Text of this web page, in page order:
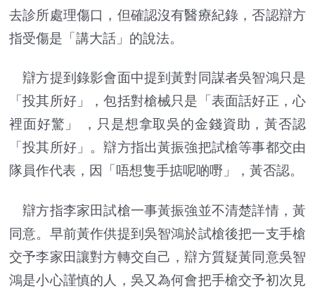
去診所處理傷口，但確認沒有醫療紀錄，否認辯方
指受傷是「講大話」的說法。
辯方提到錄影會面中提到黃對同謀者吳智鴻只是
「投其所好」，包括對槍械只是「表面話好正，心
裡面好驚」 ，只是想拿取吳的金錢資助，黃否認
「投其所好」。辯方指出黃振強把試槍等事都交由
隊員作代表，因「唔想隻手掂呢啲嘢」，黃否認。
辯方指李家田試槍一事黃振強並不清楚詳情，黃
同意。早前黃作供提到吳智鴻於試槍後把一支手槍
交予李家田讓對方轉交自己，辯方質疑黃同意吳智
鴻是小心謹慎的人，吳又為何會把手槍交予初次見